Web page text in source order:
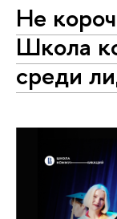
Не
Школа
среди